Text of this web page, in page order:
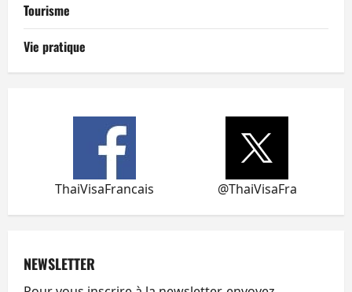
Tourisme
Vie pratique
ThaiVisaFrancais @ThaiVisaFra
NEWSLETTER